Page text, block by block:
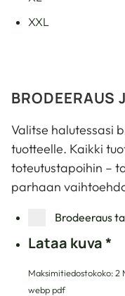
XXL
BRODEERAUS
Valitse halutessasi
tuotteelle. Kaikki
toteutustapoihin –
parhaan
Brodeeraus
Lataa kuva*
Maksimitiedostokoko: 2
webp pdf